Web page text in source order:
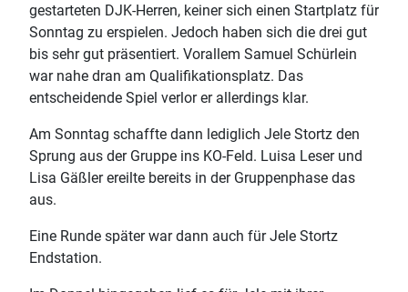
gestarteten DJK-Herren, keiner sich einen Startplatz für
Sonntag zu erspielen. Jedoch haben sich die drei gut
bis sehr gut präsentiert. Vorallem Samuel Schürlein
war nahe dran am Qualifikationsplatz. Das
entscheidende Spiel verlor er allerdings klar.
Am Sonntag schaffte dann lediglich Jele Stortz den
Sprung aus der Gruppe ins KO-Feld. Luisa Leser und
Lisa Gäßler ereilte bereits in der Gruppenphase das
aus.
Eine Runde später war dann auch für Jele Stortz
Endstation.